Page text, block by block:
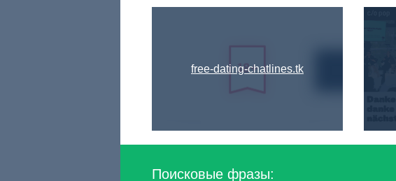
free-dating-chatlines.tk
Поисковые фразы: